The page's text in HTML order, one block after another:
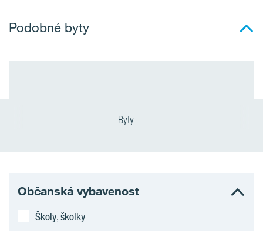
Podobné byty
Byty
Občanská vybavenost
Školy, školky